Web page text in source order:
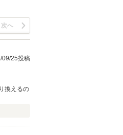
次へ
09/25投稿
換えるの